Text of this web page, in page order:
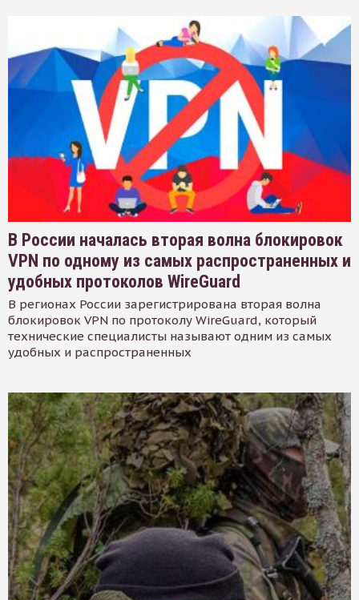
В России началась вторая волна блокировок
VPN по одному из самых распространенных и
удобных протоколов WireGuard
В регионах России зарегистрирована вторая волна
блокировок VPN по протоколу WireGuard, который
технические специалисты называют одним из самых
удобных и распространенных